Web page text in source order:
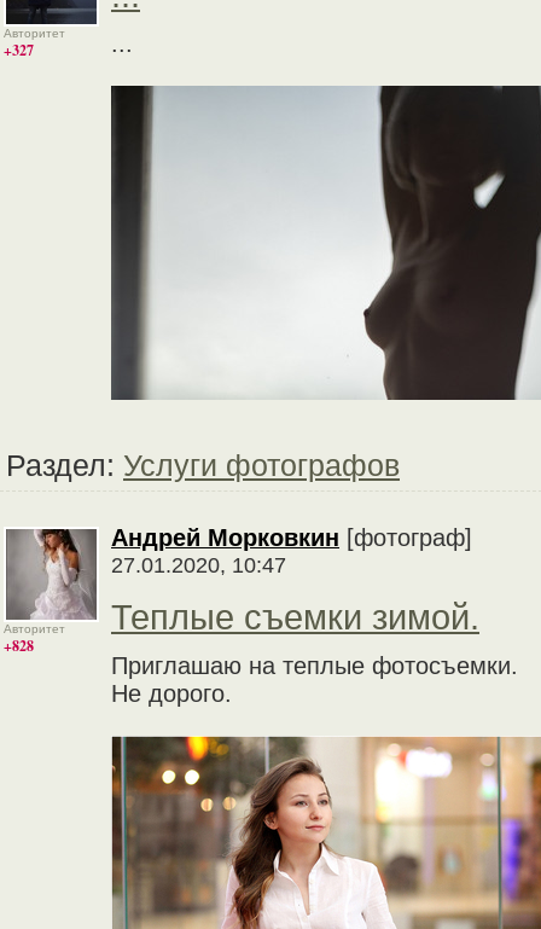
Авторитет
+327 ...
Раздел: Услуги фотографов
Авторитет
+828
Андрей Морковкин [фотограф]
27.01.2020, 10:47
Теплые съемки зимой.
Приглашаю на теплые фотосъемки.
Не дорого.